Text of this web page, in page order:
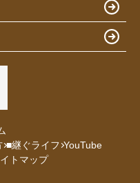
■継ぐライフ YouTube
トマップ